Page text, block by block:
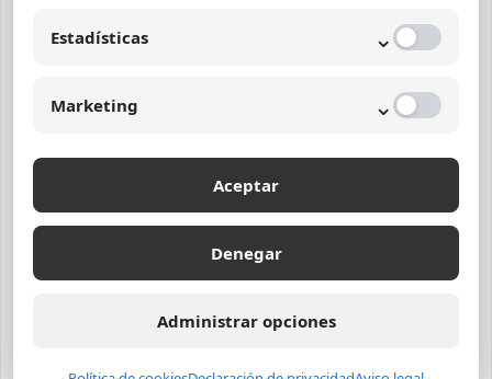
Publicidad digital Bogotá:
Solicitar asesoría SEO
Ver servicio
Estrategias personalizadas
Estadísticas ⌄
Marketing ⌄
Aceptar
Denegar
Administrar opciones